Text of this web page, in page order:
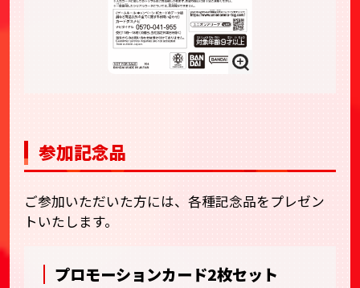
参加記念品
ご参加いただいた方には、各種記念品をプレゼン
トいたします。
プロモーションカード2枚セット